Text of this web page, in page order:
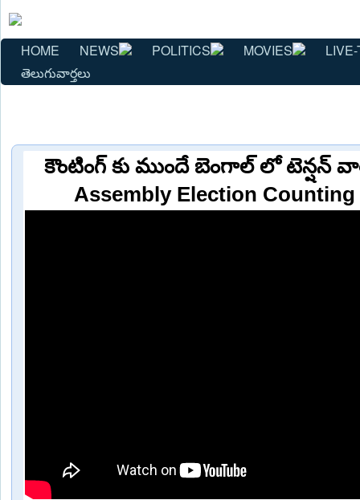
HOME NEWS POLITICS MOVIES
తెలుగువార్తలు
కౌంటింగ్ కు ముందే బెంగాల్ లో టెన్షన్
Assembly Election Counting